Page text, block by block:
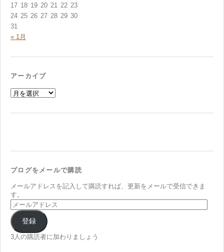
17 18 19 20 21 22 23
24 25 26 27 28 29 30
31
« 1月
アーカイブ
ア
ー
ブログをメールで購読
メールアドレスを記入して購読すれば、更新をメールで受信できま
す。
メ
ー
ル
ア
ド
登録
3人の購読者に加わりましょう